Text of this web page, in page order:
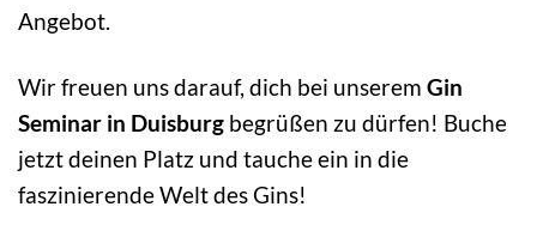
Angebot.
Wir freuen uns darauf, dich bei unserem Gin
Seminar in Duisburg begrüßen zu dürfen! Buche
jetzt deinen Platz und tauche ein in die
faszinierende Welt des Gins!